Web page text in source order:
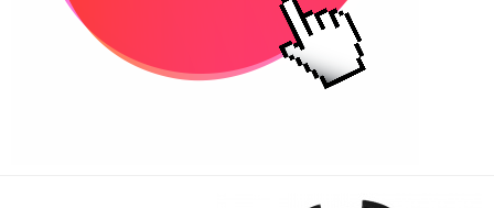
Несессеры и косметички
Сумки дорожные